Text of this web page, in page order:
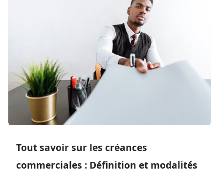
Tout savoir sur les créances
commerciales : Définition et modalités